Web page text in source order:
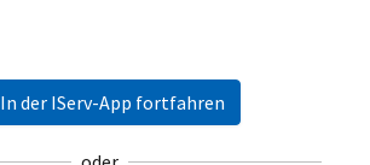
In der IServ-App fortfahren